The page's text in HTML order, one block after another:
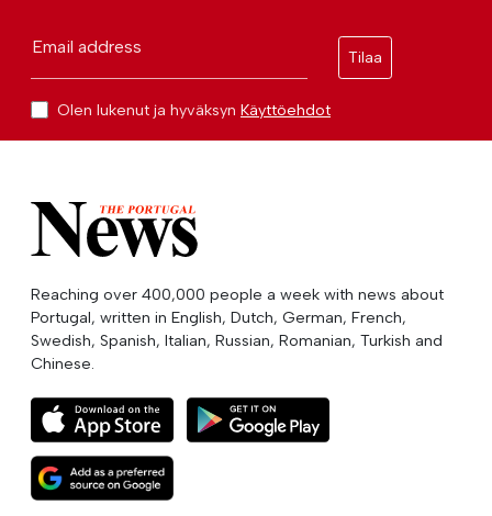
Email address
Tilaa
Olen lukenut ja hyväksyn Käyttöehdot
Reaching over 400,000 people a week with news about
Portugal, written in English, Dutch, German, French,
Swedish, Spanish, Italian, Russian, Romanian, Turkish and
Chinese.